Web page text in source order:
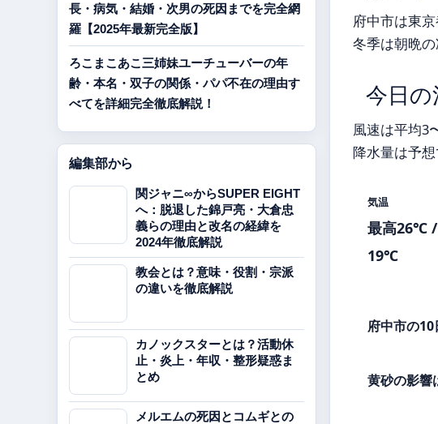
府中市は東
冬季は朝晩
今日の
風速は平均3
降水量は予
気温
最高26℃
19℃
府中市の
黄砂の影響
長・病気・結婚・次男の死因までを完全網
羅【2025年最新完全版】
ろこまこあこ三姉妹ユーチューバーの年
齢・本名・双子の関係・パパ不在の理由す
べてを詳細完全徹底解説！
編集部から
関ジャニ∞からSUPER EIGHT
へ：脱退した錦戸亮・大倉忠
義らの理由と改名の経緯を
2024年徹底解説
教会とは？意味・役割・宗派
の違いを徹底解説
カノックスターとは？活動休
止・炎上・年収・整形疑惑ま
とめ
メルエムの死因とコムギとの